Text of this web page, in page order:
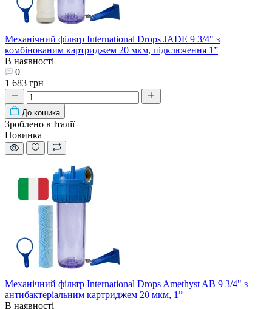
Механічний фільтр International Drops JADE 9 3/4" з
комбінованим картриджем 20 мкм, підключення 1”
В наявності
0
1 683 грн
До кошика
Зроблено в Італії
Новинка
Механічний фільтр International Drops Amethyst AB 9 3/4" з
антибактеріальним картриджем 20 мкм, 1”
В наявності